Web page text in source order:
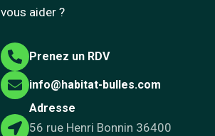
vous aider ?
Prenez un RDV
info@habitat-bulles.com
Adresse
56 rue Henri Bonnin 36400